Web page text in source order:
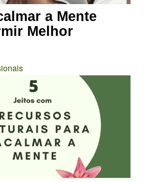
a Mente
Melhor